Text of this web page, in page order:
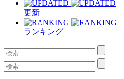
更新
ランキング